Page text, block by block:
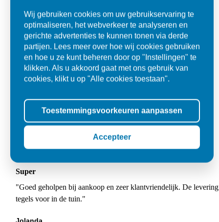
Super
"Goed geholpen bij aankoop en zeer klantvriendelijk. De
tegels voor in de tuin."
Wij gebruiken cookies om uw gebruikservaring te
optimaliseren, het webverkeer te analyseren en
gerichte advertenties te kunnen tonen via derde
partijen. Lees meer over hoe wij cookies gebruiken
en hoe u ze kunt beheren door op "Instellingen" te
klikken. Als u akkoord gaat met ons gebruik van
cookies, klikt u op "Alle cookies toestaan".
Toestemmingsvoorkeuren aanpassen
Accepteer